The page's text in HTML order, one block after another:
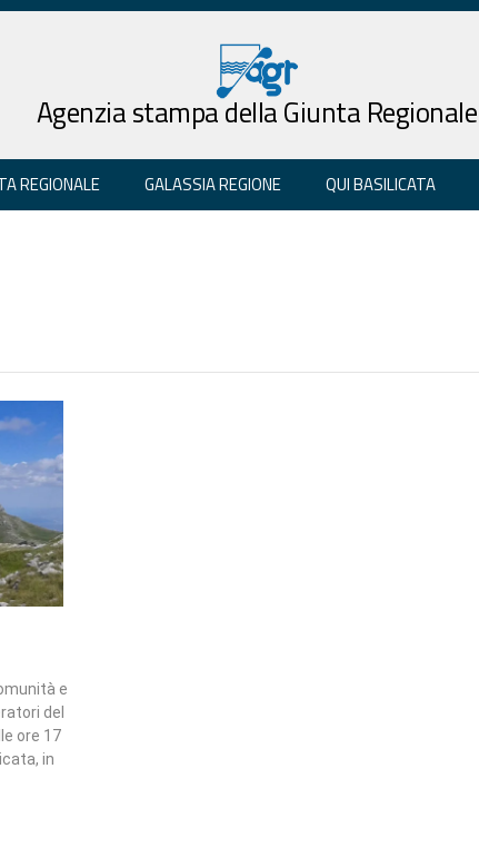
Agenzia stampa della Giunta Regionale
REGIONALE GALASSIA REGIONE QUI BASILICATA
e
del
ore 17
in